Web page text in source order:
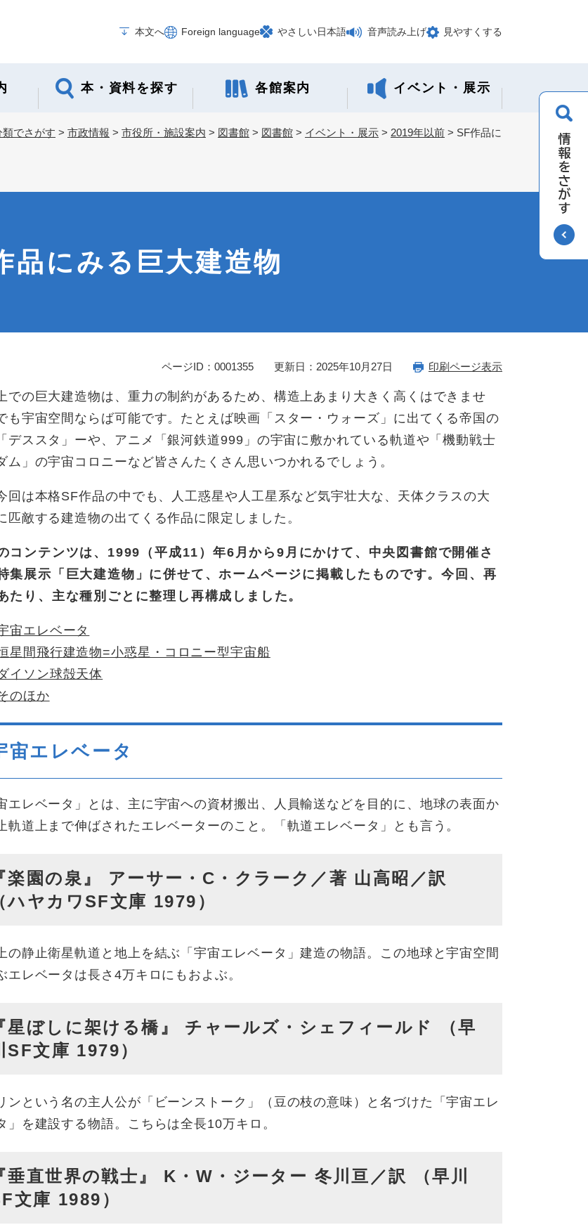
本文へ
Foreign language やさしい日本語 音声読み上げ 見やすくする
本・資料を探す 各館案内 イベント・展示
類でさがす > 市政情報 > 市役所・施設案内 > 図書館 > 図書館 > イベント・展示 > 2019年以前 > SF作品に
品にみる巨大建造物
ページID：0001355 更新日：2025年10月27日 印刷ページ表示
での巨大建造物は、重力の制約があるため、構造上あまり大きく高くはできませ
も宇宙空間ならば可能です。たとえば映画「スター・ウォーズ」に出てくる帝国の
デススタ」ーや、アニメ「銀河鉄道999」の宇宙に敷かれている軌道や「機動戦士
ム」の宇宙コロニーなど皆さんたくさん思いつかれるでしょう。
回は本格SF作品の中でも、人工惑星や人工星系など気宇壮大な、天体クラスの大
匹敵する建造物の出てくる作品に限定しました。
コンテンツは、1999（平成11）年6月から9月にかけて、中央図書館で開催さ
集展示「巨大建造物」に併せて、ホームページに掲載したものです。今回、再
たり、主な種別ごとに整理し再構成しました。
宙エレベータ
星間飛行建造物=小惑星・コロニー型宇宙船
イソン球殻天体
のほか
宙エレベータ
エレベータ」とは、主に宇宙への資材搬出、人員輸送などを目的に、地球の表面か
軌道上まで伸ばされたエレベーターのこと。「軌道エレベータ」とも言う。
楽園の泉』 アーサー・C・クラーク／著 山高昭／訳
ハヤカワSF文庫 1979）
の静止衛星軌道と地上を結ぶ「宇宙エレベータ」建造の物語。この地球と宇宙空間
エレベータは長さ4万キロにもおよぶ。
星ぼしに架ける橋』 チャールズ・シェフィールド （早
SF文庫 1979）
ンという名の主人公が「ビーンストーク」（豆の枝の意味）と名づけた「宇宙エレ
」を建設する物語。こちらは全長10万キロ。
垂直世界の戦士』 K・W・ジーター 冬川亘／訳 （早川
文庫 1989）